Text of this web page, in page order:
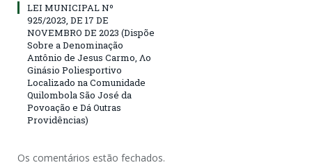
LEI MUNICIPAL Nº
925/2023, DE 17 DE
NOVEMBRO DE 2023 (Dispõe
Sobre a Denominação
Antônio de Jesus Carmo, Λο
Ginásio Poliesportivo
Localizado na Comunidade
Quilombola São José da
Povoação e Dá Outras
Providências)
Os comentários estão fechados.